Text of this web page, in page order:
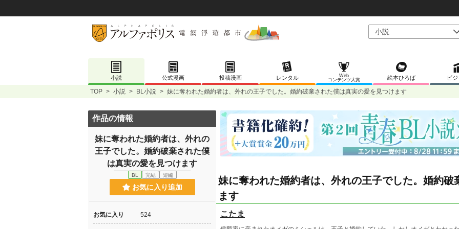
小説 公式漫画 投稿漫画 レンタル
Web
コンテンツ大賞
絵本ひろば ビ
TOP > 小説 > BL小説 > 妹に奪われた婚約者は、外れの王子でした。婚約破棄された僕は真実の愛を見つけます
妹に奪われた婚約者は、外れの王子でした。婚約
ます
こたま
作品の情報
妹に奪われた婚約者は、外れの
王子でした。婚約破棄された僕
は真実の愛を見つけます
BL 完結 短編
お気に入り追加
お気に入り 524